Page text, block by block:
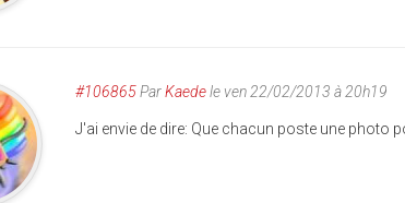
#106865ParKaedele ven 22/02/2013 à 20h19
J'ai envie de dire: Que chacun poste une photo